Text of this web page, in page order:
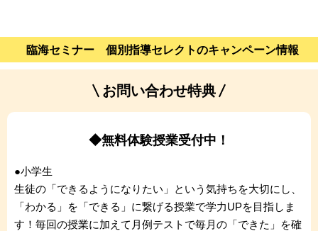
臨海セミナー 個別指導セレクトのキャンペーン情報
お問い合わせ特典
◆無料体験授業受付中！
●小学生
生徒の「できるようになりたい」という気持ちを大切にし、
「わかる」を「できる」に繋げる授業で学力UPを目指しま
す！毎回の授業に加えて月例テストで毎月の「できた」を確